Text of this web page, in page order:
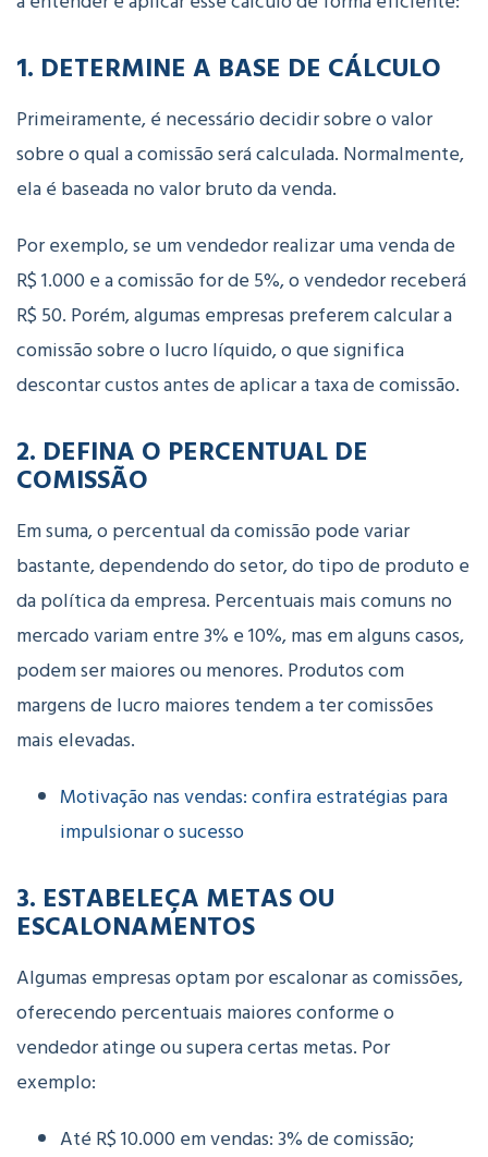
1. DETERMINE A BASE DE CÁLCULO
Primeiramente, é necessário decidir sobre o valor
sobre o qual a comissão será calculada. Normalmente,
ela é baseada no valor bruto da venda.
Por exemplo, se um vendedor realizar uma venda de
R$ 1.000 e a comissão for de 5%, o vendedor receberá
R$ 50. Porém, algumas empresas preferem calcular a
comissão sobre o lucro líquido, o que significa
descontar custos antes de aplicar a taxa de comissão.
2. DEFINA O PERCENTUAL DE
COMISSÃO
Em suma, o percentual da comissão pode variar
bastante, dependendo do setor, do tipo de produto e
da política da empresa. Percentuais mais comuns no
mercado variam entre 3% e 10%, mas em alguns casos,
podem ser maiores ou menores. Produtos com
margens de lucro maiores tendem a ter comissões
mais elevadas.
Motivação nas vendas: confira estratégias para
impulsionar o sucesso
3. ESTABELEÇA METAS OU
ESCALONAMENTOS
Algumas empresas optam por escalonar as comissões,
oferecendo percentuais maiores conforme o
vendedor atinge ou supera certas metas. Por
exemplo:
Até R$ 10.000 em vendas: 3% de comissão;